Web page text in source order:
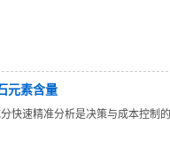
元素含量
快速精准分析是决策与成本控制